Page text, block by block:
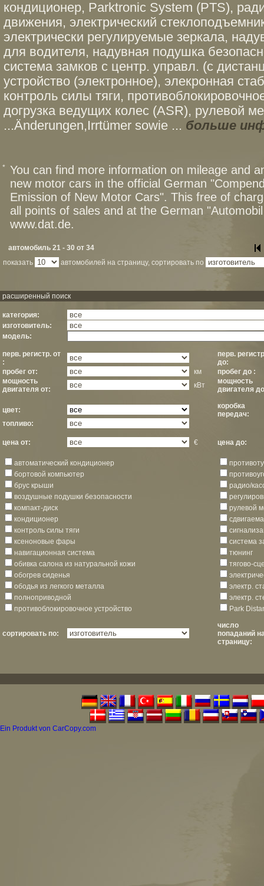
кондиционер, Parktronic System (PTS),
движения, электрический
электрически регулируемые зеркала,
для водителя, надувная подушка
система замков с центр. управл. (с
устройство (электронное), элекронная
контроль силы тяги,
догрузка ведущих колес (ASR), рулевой
...Änderungen,Irrtümer sowie ... больше
* You can find more information on mileage and
new motor cars in the official German
Emission of New Motor Cars". This free of
all points of sales and at the German
www.dat.de.
автомобиль 21 - 30 от 34
показать
автомобилей на страницу, сортировать по
расширенный поиск
категория:
изготовитель:
модель:
перв. регистр. от
:
перв.
до:
пробег от:
км
пробег до :
мощность
двигателя от:
кВт
мощность
двигателя
цвет:
коробка
передач:
топливо:
цена от: € цена до:
автоматический кондиционер
бортовой компьютер
брус крыши
воздушные подушки безопасности
компакт-диск
кондиционер
контроль силы тяги
ксеноновые фары
навигационная система
обивка салона из натуральной кожи
обогрев сиденья
ободья из легкого металла
полноприводной
противоблокировочное устройство
радио/
рулевой
система
тюнинг
тягово-
электр.
электр.
Park
сортировать по:
число
попаданий
страницу:
Ein Produkt von CarCopy.com